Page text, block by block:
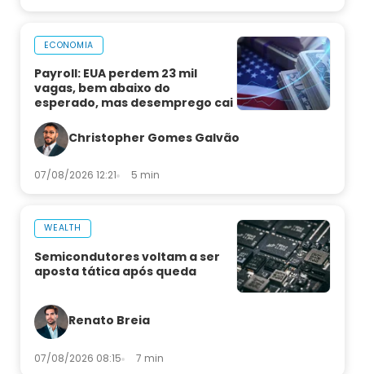
ECONOMIA
Payroll: EUA perdem 23 mil
vagas, bem abaixo do
esperado, mas desemprego cai
Christopher Gomes Galvão
07/08/2026 12:21 5 min
WEALTH
Semicondutores voltam a ser
aposta tática após queda
Renato Breia
07/08/2026 08:15 7 min